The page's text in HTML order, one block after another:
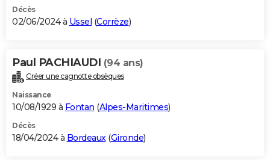
Décès
02/06/2024 à Ussel (Corrèze)
Paul PACHIAUDI (94 ans)
Créer une cagnotte obsèques
Naissance
10/08/1929 à Fontan (Alpes-Maritimes)
Décès
18/04/2024 à Bordeaux(Gironde)